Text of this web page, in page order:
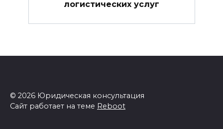
логистических услуг
© 2026 Юридическая консультация
Сайт работает на теме Reboot